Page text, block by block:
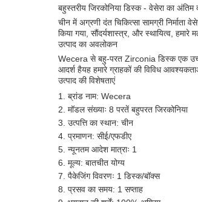
बहुस्तरीय जिरकोनिया डिस्क - वेसेरा का अंतिम
चीन में अग्रणी दंत चिकित्सा सामग्री
किया गया, सौंदर्यशास्त्र, और स्थायित्व,
उत्पाद का अवलोकन
Wecera से बहु-परत Zirconia डिस्क एक उच्च
आदर्श हैयह हमारे ग्राहकों की विविध
उत्पाद की विशेषताएं
ब्रांड नाम: Wecera
मॉडल संख्याः 8 परतें बहुपरत जिरकोनिया
उत्पत्ति का स्थान: चीन
प्रमाणन: सीई/एफडीए
न्यूनतम आदेश मात्राः 1
मूल्य: बातचीत योग्य
पैकेजिंग विवरणः 1 डिस्क/बॉक्स
प्रसव का समय: 1 सप्ताह